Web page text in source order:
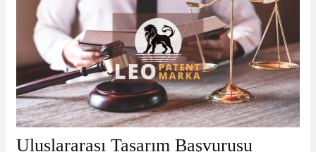
Uluslararası Tasarım Başvurusu